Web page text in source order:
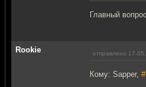
Главный
Rookie отправлено
Кому: Sapper,